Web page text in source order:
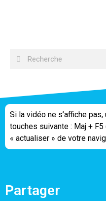
Si la vidéo ne s’affiche
touches suivante : Maj +
« actualiser » de votre
Partager